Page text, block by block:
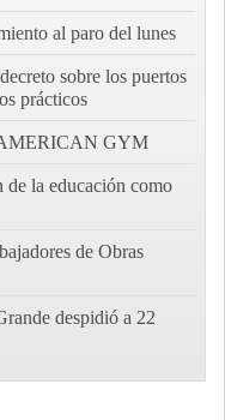
al paro del lunes
sobre los puertos
prácticos
GYM
la educación como
de Obras
despidió a 22